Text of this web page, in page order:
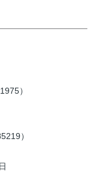
）
）